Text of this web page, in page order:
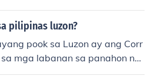
ng Cagayan, Isabela, Nueva
rehiyon ay kilala sa masagana
sa mga likas na yaman. Buko
ay tahanan ng maraming m
mga pook-pasyalan, tulad ng
pilipinas luzon?
pook sa Luzon ay ang Corr
mga labanan sa panahon ng
Dito naganap ang m